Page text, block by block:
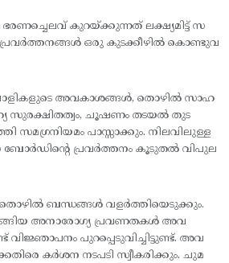
ഭരണച്ചെലവ് കുറയ്ക്കുന്നത് ലക്ഷ്യമിട്ട് സ
ഒരു കുടക്കീഴില്‍ കൊണ്ടുവ
അവകാശങ്ങള്‍, തൊഴില്‍ സാഹ
സുരക്ഷിതത്വം, ചൂഷണം തടയല്‍ തുട
സമഗ്രനിയമം പാസ്സാക്കും. നിലവിലുള്ള
പ്രവര്‍ത്തനം കൂടുതല്‍ വിപുല
ബന്ധങ്ങള്‍ വളര്‍ത്തിയെടുക്കും.
അനാരോഗ്യ പ്രവണതകള്‍ അവ
വിജ്ഞാപനം പുറപ്പെടുവിച്ചിട്ടുണ്ട്. അവ
കര്‍ശന നടപടി സ്വീകരിക്കും. ചുമ